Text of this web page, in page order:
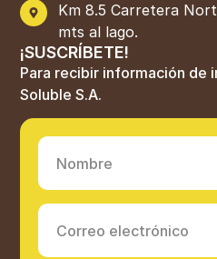
Km 8.5 Carretera
mts al lago.
¡SUSCRÍBETE!
Para recibir información de
Soluble S.A.